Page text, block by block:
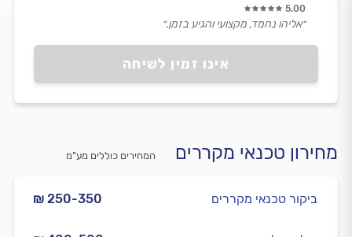
אינו זמין לשיחה
5.00
״אליהו נחמד, מקצועי והגיע בזמן.״
מחירון טכנאי מקררים המחירים כוללים מע”מ
₪ 250-350 ביקור טכנאי מקררים